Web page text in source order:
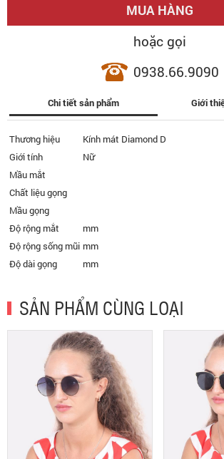
MUA HÀNG
hoặc gọi
0938.66.9090
Chi tiết sản phẩm Giới
Thương hiệu
Kính mát Diamond D
Giới tính
Nữ
Mầu mắt
Chất liệu gọng
Mầu gọng
Độ rộng mắt
mm
Độ rộng sống mũi mm
Độ dài gọng
mm
SẢN PHẨM CÙNG LOẠI